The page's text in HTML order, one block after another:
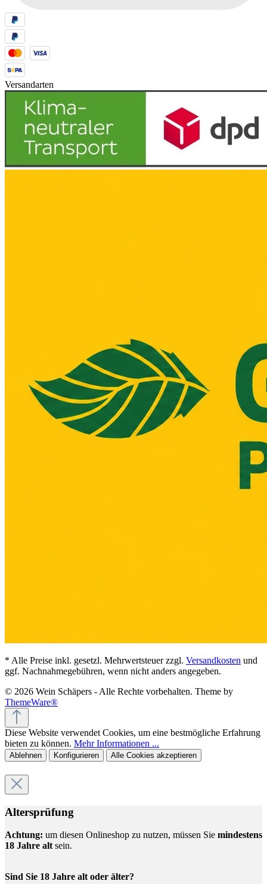
Versandarten
* Alle Preise inkl. gesetzl. Mehrwertsteuer zzgl. Versandkosten und
ggf. Nachnahmegebühren, wenn nicht anders angegeben.
© 2026 Wein Schäpers - Alle Rechte vorbehalten. Theme by
ThemeWare®
Diese Website verwendet Cookies, um eine bestmögliche Erfahrung
bieten zu können. Mehr Informationen ...
Ablehnen Konfigurieren Alle Cookies akzeptieren
Altersprüfung
Achtung: um diesen Onlineshop zu nutzen, müssen Sie mindestens
18 Jahre alt sein.
Sind Sie 18 Jahre alt oder älter?